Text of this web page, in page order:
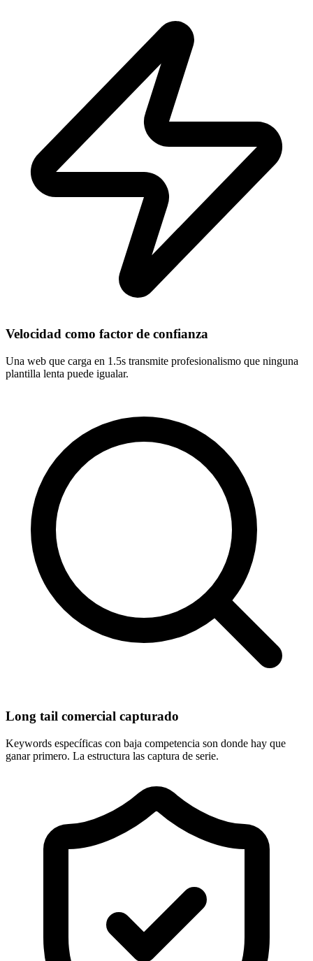
Velocidad como factor de confianza
Una web que carga en 1.5s transmite profesionalismo que ninguna
plantilla lenta puede igualar.
Long tail comercial capturado
Keywords específicas con baja competencia son donde hay que
ganar primero. La estructura las captura de serie.